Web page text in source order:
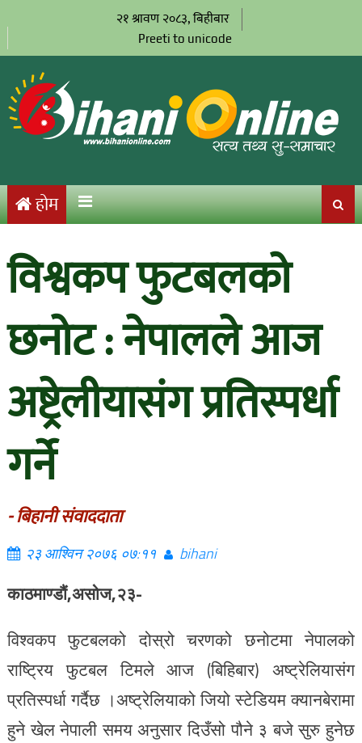
२१ श्रावण २०८३, बिहीबार
Preeti to unicode
होम
विश्वकप फुटबलको
छनोट : नेपालले आज
अष्ट्रेलीयासंग प्रतिस्पर्धा
गर्ने
- बिहानी संवाददाता
२३ आश्विन २०७६ ०७:११ bihani
काठमाण्डौं,असोज,२३-
विश्वकप फुटबलको दोस्रो चरणको छनोटमा नेपालको
राष्ट्रिय फुटबल टिमले आज (बिहिबार) अष्ट्रेलियासंग
प्रतिस्पर्धा गर्दैछ ।अष्ट्रेलियाको जियो स्टेडियम क्यानबेरामा
हुने खेल नेपाली समय अनुसार दिउँसो पौने ३ बजे सुरु हुनेछ